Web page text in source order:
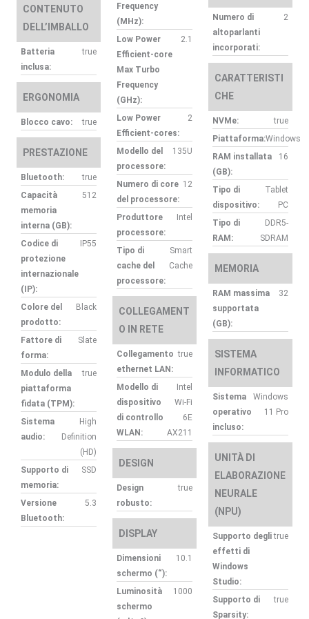
CONTENUTO
DELL’IMBALLO
Batteria
inclusa:
true
ERGONOMIA
Blocco cavo: true
PRESTAZIONE
Bluetooth:
true
Capacità
memoria
interna (GB):
512
Codice di
protezione
internazionale
(IP):
IP55
Colore del
prodotto:
Black
Fattore di
forma:
Slate
Modulo della
piattaforma
fidata (TPM):
true
Sistema
audio:
High
Deﬁnition
(HD)
Supporto di
memoria:
SSD
Versione
Bluetooth:
5.3
Frequency
(MHz):
Low Power
Efficient-core
Max Turbo
Frequency
(GHz):
2.1
Low Power
Efficient-cores:
2
Modello del
processore:
135U
Numero di core
del processore:
12
Produttore
processore:
Intel
Tipo di
cache del
processore:
Smart
Cache
COLLEGAMENT
O IN RETE
Collegamento
ethernet LAN:
true
Modello di
dispositivo
di controllo
WLAN:
Intel
Wi-Fi
6E
AX211
DESIGN
Design
robusto:
true
DISPLAY
Dimensioni
schermo (“):
10.1
Luminosità
schermo
1000
Numero di
altoparlanti
incorporati:
2
CARATTERISTI
CHE
NVMe:
true
Piattaforma:Windows
RAM installata
(GB):
16
Tipo di
dispositivo:
Tablet
PC
Tipo di
RAM:
DDR5-
SDRAM
MEMORIA
RAM massima
supportata
(GB):
32
SISTEMA
INFORMATICO
Sistema
operativo
incluso:
Windows
11 Pro
UNITÀ DI
ELABORAZIONE
NEURALE
(NPU)
Supporto degli
effetti di
Windows
Studio:
true
Supporto di
Sparsity:
true